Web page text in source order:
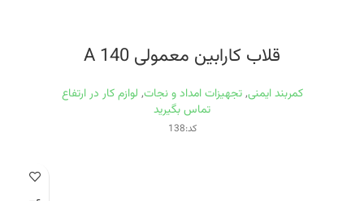
قلاب کارابین معمولی A 140
کمربند ایمنی, تجهیزات امداد و نجات, لوازم کار در ارتفاع
تماس بگیرید
کد:138